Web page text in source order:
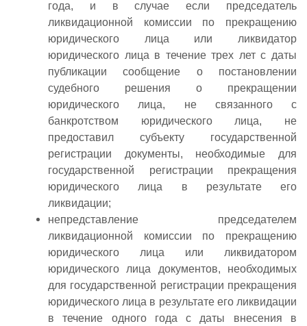
года, и в случае если председатель
ликвидационной комиссии по прекращению
юридического лица или ликвидатор
юридического лица в течение трех лет с даты
публикации сообщение о постановлении
судебного решения о прекращении
юридического лица, не связанного с
банкротством юридического лица, не
предоставил субъекту государственной
регистрации документы, необходимые для
государственной регистрации прекращения
юридического лица в результате его
ликвидации;
непредставление председателем
ликвидационной комиссии по прекращению
юридического лица или ликвидатором
юридического лица документов, необходимых
для государственной регистрации прекращения
юридического лица в результате его ликвидации
в течение одного года с даты внесения в